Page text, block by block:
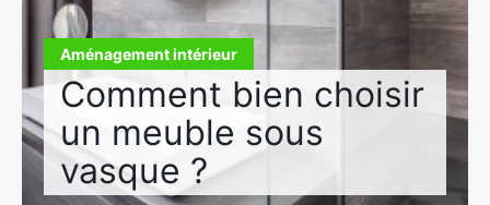
Aménagement intérieur
Comment bien choisir
un meuble sous
vasque ?